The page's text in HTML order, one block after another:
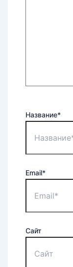
Название*
Email*
Сайт